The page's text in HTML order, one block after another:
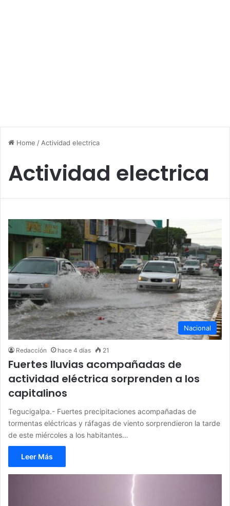
Home /Actividad electrica
Actividad electrica
Nacional
Redacción hace 4 días 21
Fuertes lluvias acompañadas de
actividad eléctrica sorprenden a los
capitalinos
Tegucigalpa.- Fuertes precipitaciones acompañadas de
tormentas eléctricas y ráfagas de viento sorprendieron la tarde
de este miércoles a los habitantes…
Leer Más